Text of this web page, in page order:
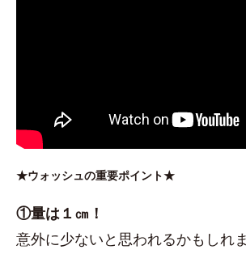
★ウォッシュの重要ポイント★
①量は１㎝！
意外に少ないと思われるかもしれ